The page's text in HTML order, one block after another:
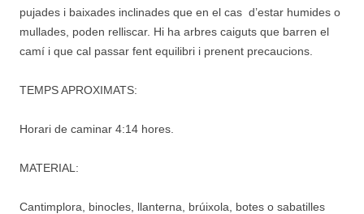
pujades i baixades inclinades que en el cas d’estar humides o
mullades, poden relliscar. Hi ha arbres caiguts que barren el
camí i que cal passar fent equilibri i prenent precaucions.
TEMPS APROXIMATS:
Horari de caminar 4:14 hores.
MATERIAL:
Cantimplora, binocles, llanterna, brúixola, botes o sabatilles